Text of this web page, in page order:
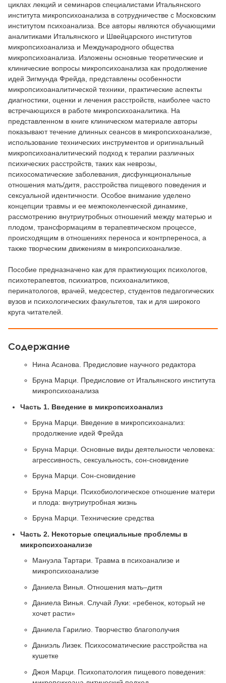
циклах лекций и семинаров специалистами Итальянского
института микропсихоанализа в сотрудничестве с Московским
институтом психоанализа. Все авторы являются обучающими
аналитиками Итальянского и Швейцарского институтов
микропсихоанализа и Международного общества
микропсихоанализа. Изложены основные теоретические и
клинические вопросы микропсихоанализа как продолжение
идей Зигмунда Фрейда, представлены особенности
микропсихоаналитической техники, практические аспекты
диагностики, оценки и лечения расстройств, наиболее часто
встречающихся в работе микропсихоаналитика. На
представленном в книге клиническом материале авторы
показывают течение длинных сеансов в микропсихоанализе,
использование технических инструментов и оригинальный
микропсихоаналитический подход к терапии различных
психических расстройств, таких как неврозы,
психосоматические заболевания, дисфункциональные
отношения мать/дитя, расстройства пищевого поведения и
сексуальной идентичности. Особое внимание уделено
концепции травмы и ее межпоколенческой динамике,
рассмотрению внутриутробных отношений между матерью и
плодом, трансформациям в терапевтическом процессе,
происходящим в отношениях переноса и контрпереноса, а
также творческим движениям в микропсихоанализе.
Пособие предназначено как для практикующих психологов,
психотерапевтов, психиатров, психоаналитиков,
перинатологов, врачей, медсестер, студентов педагогических
вузов и психологических факультетов, так и для широкого
круга читателей.
Содержание
Нина Асанова. Предисловие научного редактора
Бруна Марци. Предисловие от Итальянского института
микропсихоанализа
Часть 1. Введение в микропсихоанализ
Бруна Марци. Введение в микропсихоанализ:
продолжение идей Фрейда
Бруна Марци. Основные виды деятельности человека:
агрессивность, сексуальность, сон-сновидение
Бруна Марци. Сон-сновидениe
Бруна Марци. Психобиологическое отношение матери
и плода: внутриутробная жизнь
Бруна Марци. Технические средства
Часть 2. Некоторые специальные проблемы в
микропсихоанализе
Мануэла Тартари. Травма в психоанализе и
микропсихоанализе
Даниела Винья. Отношения мать–дитя
Даниела Винья. Случай Луки: «ребенок, который не
хочет расти»
Даниела Гарилио. Творчество благополучия
Даниэль Лизек. Психосоматические расстройства на
кушетке
Джоя Марци. Психопатология пищевого поведения: